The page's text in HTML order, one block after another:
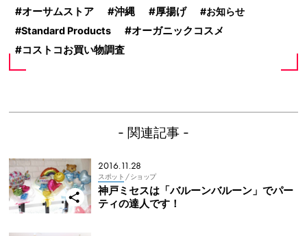
オーサムストア 沖縄 厚揚げ
お知らせ
Standard Products
オーガニックコスメ
コストコお買い物調査
- 関連記事 -
2016.11.28
スポット / ショップ
神戸ミセスは「バルーンバルーン」でパー
ティの達人です！